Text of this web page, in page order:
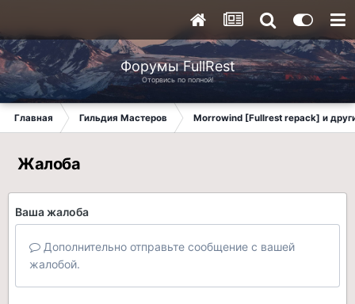
Форумы FullRest
Оторвись по полной!
Главная Гильдия Мастеров Morrowind [Fullrest repack] и
Жалоба
Ваша жалоба
Дополнительно отправьте сообщение с вашей
жалобой.